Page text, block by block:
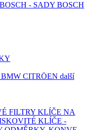
BOSCH - SADY BOSCH
BMW CITRÖEN další
FILTRY KLÍČE NA
KLÍČE -